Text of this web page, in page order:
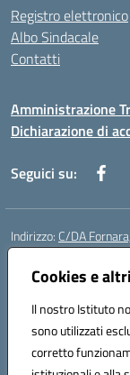
Cookies e
Il nostro Istituto
sono utilizzati
corretto
Registro elettronico
Albo Sindacale
Contatti
Amministrazione
Dichiarazione di
Seguici su:
Indirizzo: C/DA
Centralino:
Posta elettronica
Codice fiscale:
Codice
Codice Indice delle
Codice unico di